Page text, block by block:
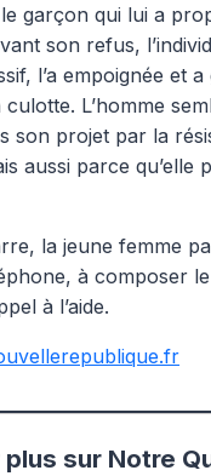
garçon qui lui a
son refus,
l’a empoignée et a
culotte. L’homme
son projet par la
aussi parce qu’elle
la jeune femme
à composer
à l’aide.
plus sur Notre